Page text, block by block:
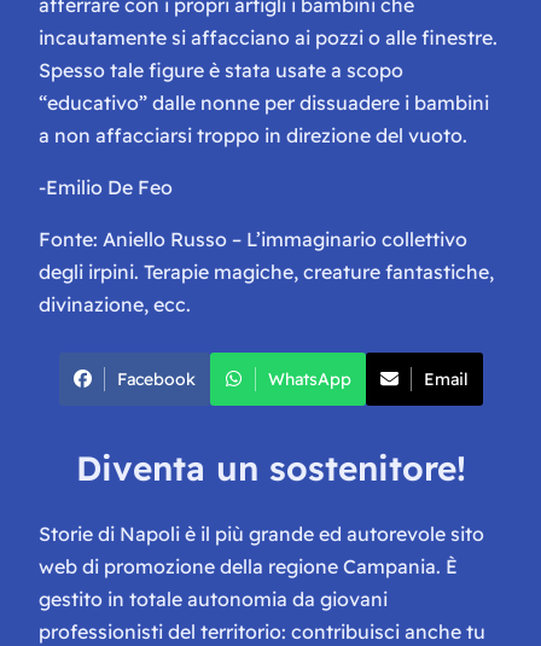
incautamente si affacciano ai pozzi o alle finestre.
Spesso tale figure è stata usate a scopo
“educativo” dalle nonne per dissuadere i bambini
a non affacciarsi troppo in direzione del vuoto.
-Emilio De Feo
Fonte: Aniello Russo – L’immaginario collettivo
degli irpini. Terapie magiche, creature fantastiche,
divinazione, ecc.
Facebook WhatsApp Email
Diventa un sostenitore!
Storie di Napoli è il più grande ed autorevole sito
web di promozione della regione Campania. È
gestito in totale autonomia da giovani
professionisti del territorio: contribuisci anche tu